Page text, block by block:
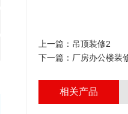
上一篇： 吊顶装修2
下一篇： 厂房办公楼装
相关产品